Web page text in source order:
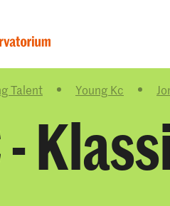
Talent Young Kc
-